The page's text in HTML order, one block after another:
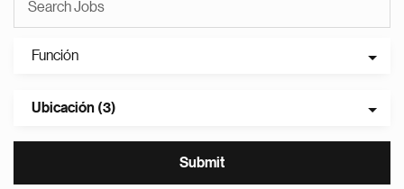
Función
Ubicación (3)